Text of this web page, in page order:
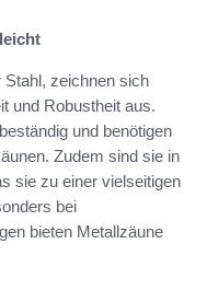
Stahl, zeichnen sich
und Robustheit aus.
und benötigen
Zudem sind sie in
sie zu einer vielseitigen
bei
bieten Metallzäune